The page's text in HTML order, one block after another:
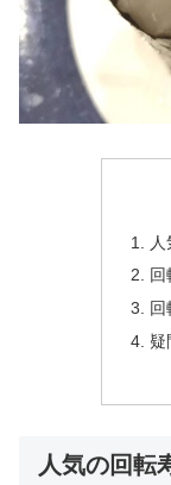
回
回
疑
人気の回転